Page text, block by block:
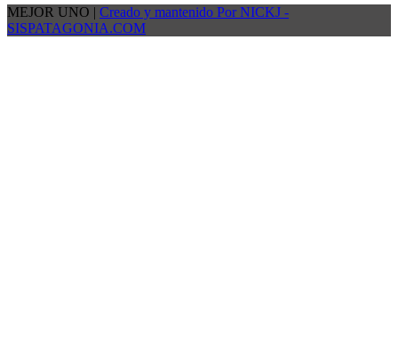
MEJOR UNO | Creado y mantenido Por NICKJ -
SISPATAGONIA.COM